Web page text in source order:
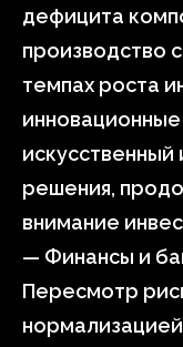
дефицита
производство
темпах роста
искусственный
решения,
внимание
— Финансы и
Пересмотр